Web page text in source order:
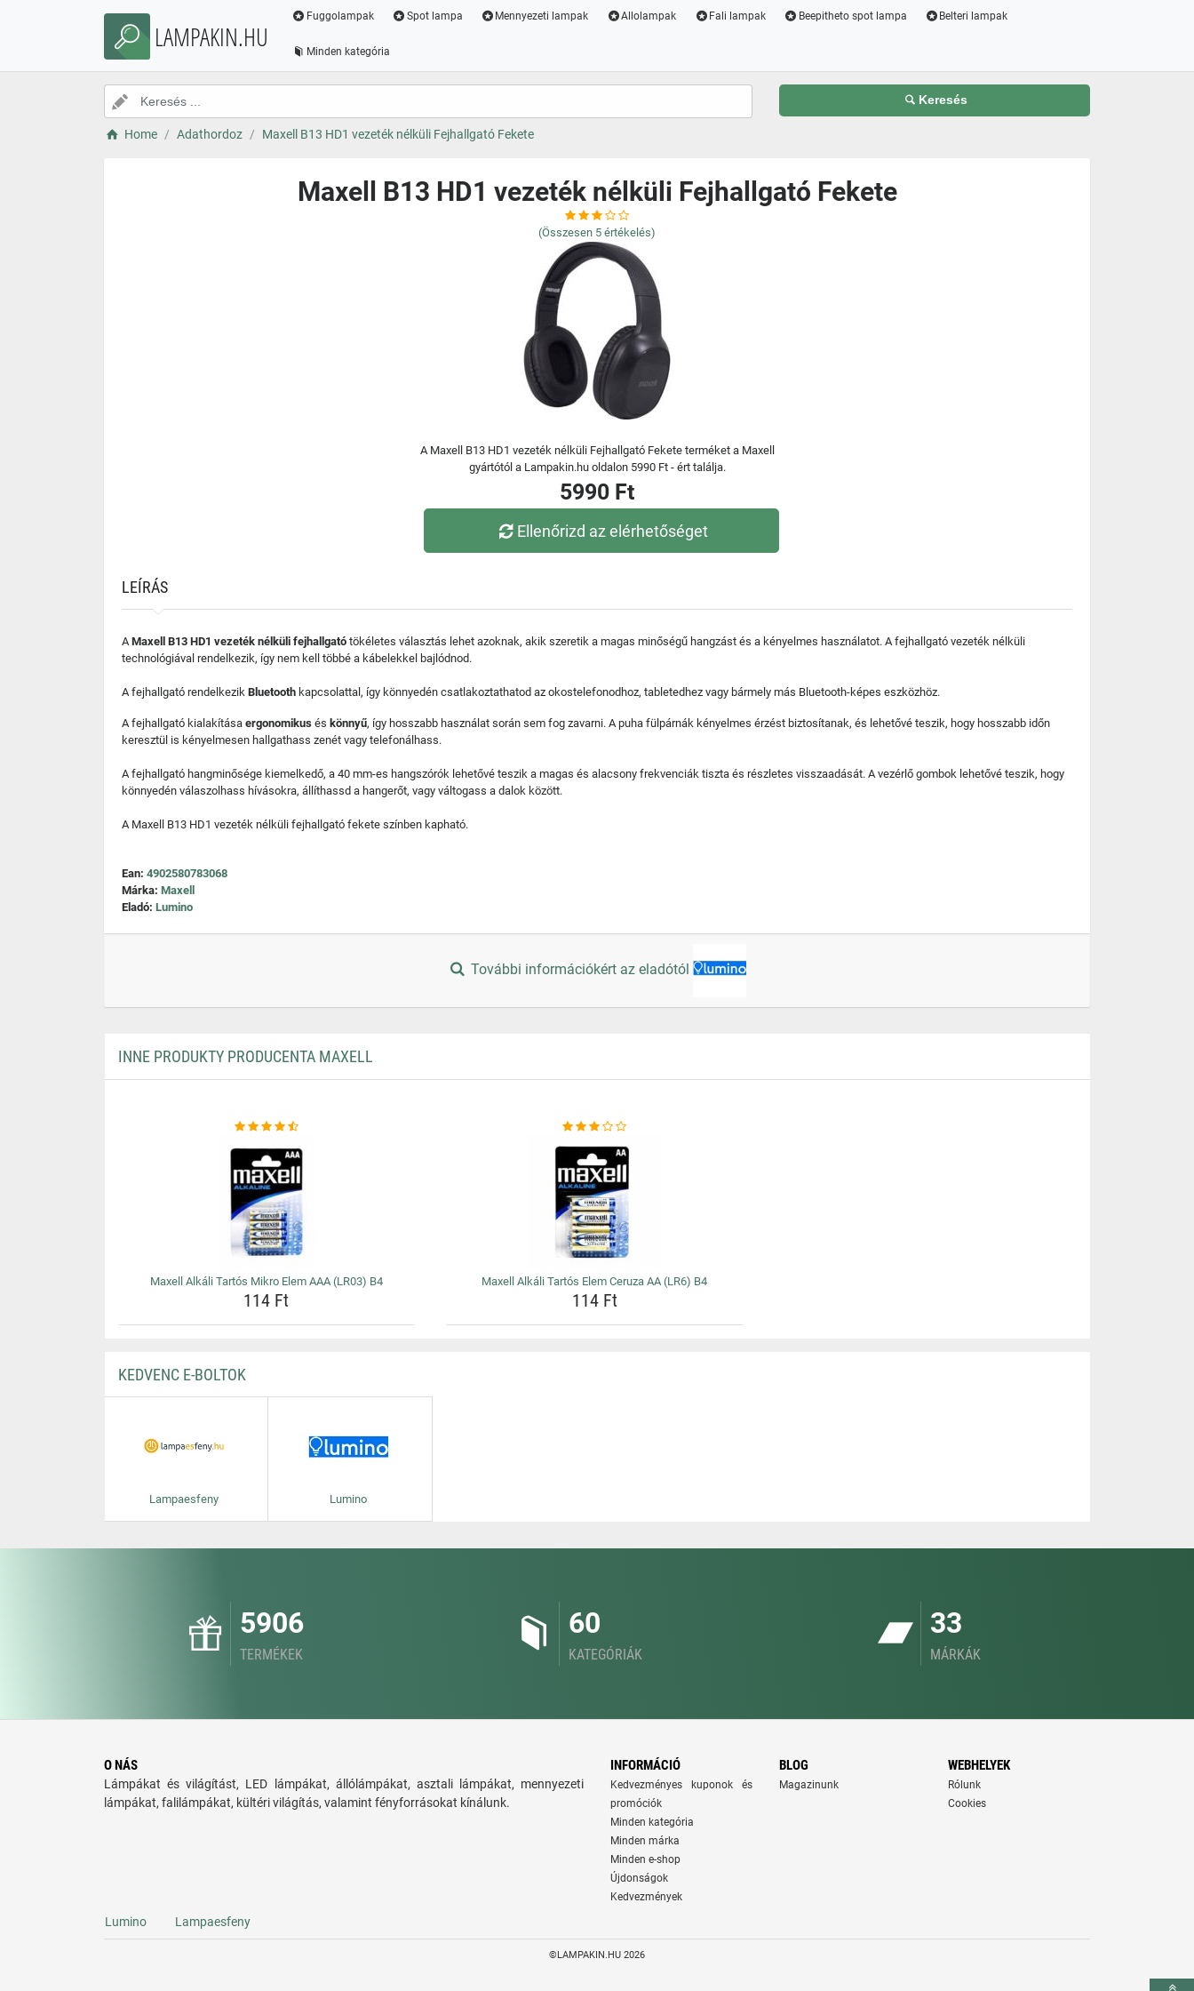
LAMPAKIN.HU
Fuggolampak Spot lampa Mennyezeti lampak Allolampak Fali lampak Beepitheto spot lampa Belteri lampak
Minden kategória
Keresés
Home Adathordoz Maxell B13 HD1 vezeték nélküli Fejhallgató Fekete
Maxell B13 HD1 vezeték nélküli Fejhallgató Fekete
(Összesen 5 értékelés)
A Maxell B13 HD1 vezeték nélküli Fejhallgató Fekete terméket a Maxell
gyártótól a Lampakin.hu oldalon 5990 Ft - ért találja.
5990 Ft
Ellenőrizd az elérhetőséget
LEÍRÁS
AMaxell B13 HD1 vezeték nélküli fejhallgató tökéletes választás lehet azoknak, akik szeretik a magas minőségű hangzást és a kényelmes használatot. A fejhallgató vezeték nélküli
technológiával rendelkezik, így nem kell többé a kábelekkel bajlódnod.
A fejhallgató rendelkezik Bluetooth kapcsolattal, így könnyedén csatlakoztathatod az okostelefonodhoz, tabletedhez vagy bármely más Bluetooth-képes eszközhöz.
A fejhallgató kialakítása ergonomikus és könnyű, így hosszabb használat során sem fog zavarni. A puha fülpárnák kényelmes érzést biztosítanak, és lehetővé teszik, hogy hosszabb időn
keresztül is kényelmesen hallgathass zenét vagy telefonálhass.
A fejhallgató hangminősége kiemelkedő, a 40 mm-es hangszórók lehetővé teszik a magas és alacsony frekvenciák tiszta és részletes visszaadását. A vezérlő gombok lehetővé teszik, hogy
könnyedén válaszolhass hívásokra, állíthassd a hangerőt, vagy váltogass a dalok között.
A Maxell B13 HD1 vezeték nélküli fejhallgató fekete színben kapható.
Ean: 4902580783068
Márka: Maxell
Eladó: Lumino
További információkért az eladótól
INNE PRODUKTY PRODUCENTA MAXELL
Maxell Alkáli Tartós Mikro Elem AAA (LR03) B4
114 Ft
Maxell Alkáli Tartós Elem Ceruza AA (LR6) B4
114 Ft
KEDVENC E-BOLTOK
Lampaesfeny Lumino
5906
TERMÉKEK
60
KATEGÓRIÁK
33
MÁRKÁK
O NÁS
Lámpákat és világítást, LED lámpákat, állólámpákat, asztali lámpákat, mennyezeti
lámpákat, falilámpákat, kültéri világítás, valamint fényforrásokat kínálunk.
INFORMÁCIÓ
Kedvezményes kuponok és
promóciók
Minden kategória
Minden márka
Minden e-shop
Újdonságok
Kedvezmények
BLOG
Magazinunk
WEBHELYEK
Rólunk
Cookies
Lumino Lampaesfeny
©LAMPAKIN.HU 2026